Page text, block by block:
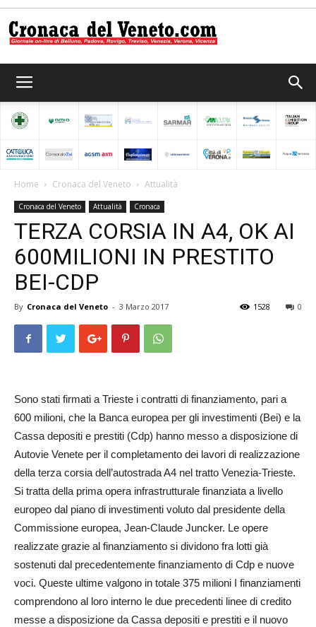
del
Veneto
Home Cronaca del Veneto Attualità
Cronaca del Veneto Attualità Cronaca
TERZA CORSIA IN A4, OK AI
600MILIONI IN PRESTITO
BEI-CDP
By Cronaca del Veneto - 3 Marzo 2017 0
1528
Sono stati firmati a Trieste i contratti di finanziamento, pari a
600 milioni, che la Banca europea per gli investimenti (Bei) e la
Cassa depositi e prestiti (Cdp) hanno messo a disposizione di
Autovie Venete per il completamento dei lavori di realizzazione
della terza corsia dell’autostrada A4 nel tratto Venezia-Trieste.
Si tratta della prima opera infrastrutturale finanziata a livello
europeo dal piano di investimenti voluto dal presidente della
Commissione europea, Jean-Claude Jun­cker. Le opere
realizzate grazie al finanziamento si dividono fra lotti già
sostenuti dal precedentemente finanziamento di Cdp e nuove
voci. Queste ultime valgono in totale 375 milioni I finanziamenti
comprendono al loro interno le due precedenti linee di credito
messe a disposizione da Cassa depositi e prestiti e il nuovo